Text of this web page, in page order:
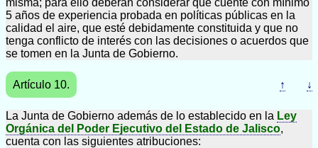
5 años de experiencia probada en políticas públicas en la
calidad el aire, que esté debidamente constituida y que no
tenga conflicto de interés con las decisiones o acuerdos que
se tomen en la Junta de Gobierno.
Artículo 10. ↑ ↓
La Junta de Gobierno además de lo establecido en la Ley
Orgánica del Poder Ejecutivo del Estado de Jalisco,
cuenta con las siguientes atribuciones: